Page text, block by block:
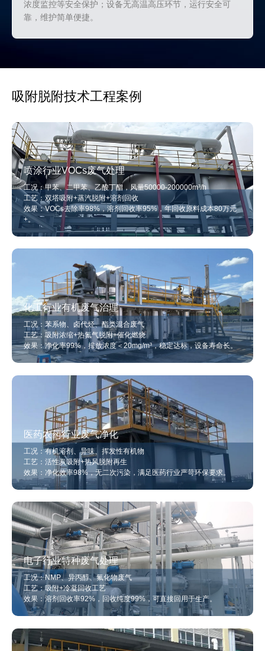
浓度监控等安全保护；设备无高温高压环节，运行安全可
靠，维护简单便捷。
吸附脱附技术工程案例
喷涂行业VOCs废气处理
工况：甲苯、二甲苯、乙酸丁酯，风量50000-200000m³/h
工艺：双塔吸附+蒸汽脱附+溶剂回收
效果：VOCs去除率98%，溶剂回收率95%，年回收原料成本80万元
+。
化工行业有机废气治理
工况：苯系物、卤代烃、酯类混合废气
工艺：吸附浓缩+热氮气脱附+催化燃烧
效果：净化率99%，排放浓度＜20mg/m³，稳定达标，设备寿命长。
医药农药行业废气净化
工况：有机溶剂、异味、挥发性有机物
工艺：活性炭吸附+热风脱附再生
效果：净化效率98%，无二次污染，满足医药行业严苛环保要求。
电子行业特种废气处理
工况：NMP、异丙醇、氟化物废气
工艺：吸附+冷凝回收工艺
效果：溶剂回收率92%，回收纯度99%，可直接回用于生产。